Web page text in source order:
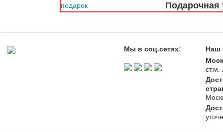
Подарочная
Мы в соц.сетях:
Наш
ст.м.